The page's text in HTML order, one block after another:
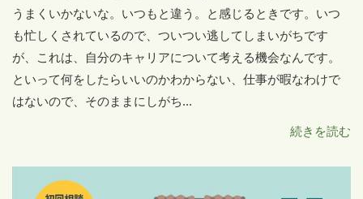
うまくいかないな。いつもと違う。と感じるときです。いつ
も忙しくされているので、ついつい逃してしまいがちです
が、これは、自分のキャリアについて考える機会なんです。
といって何をしたらいいのかわからない、仕事が暇なわけで
はないので、そのままにしがち...
続きを読む